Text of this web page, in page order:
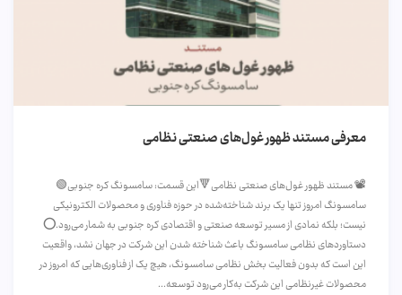
معرفی مستند ظهور غول‌های صنعتی نظامی
📽️ مستند ظهور غول‌های صنعتی نظامی🔻این قسمت: سامسونگ کره جنوبی🟢
سامسونگ امروز تنها یک برند شناخته‌شده در حوزه فناوری و محصولات الکترونیکی
نیست؛ بلکه نمادی از مسیر توسعه صنعتی و اقتصادی کره جنوبی به شمار می‌رود.⭕️
دستاوردهای نظامی سامسونگ باعث شناخته شدن این شرکت در جهان نشد، واقعیت
این است که بدون فعالیت بخش نظامی سامسونگ، هیچ یک از فناوری‌هایی که امروز در
محصولات غیرنظامی این شرکت به‌کار می‌رود توسعه...